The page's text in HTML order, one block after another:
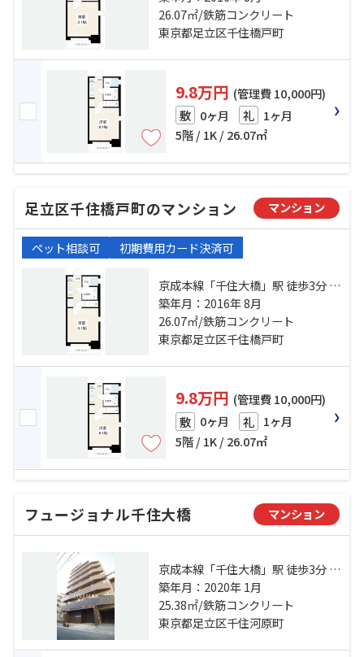
線「北千住」駅 徒歩16分
26.07㎡/鉄筋コンクリート
東京都足立区千住橋戸町
9.8万円 (管理費 10,000円)
敷 0ヶ月 礼 1ヶ月
5階 / 1K / 26.07㎡
足立区千住橋戸町のマンション マンション
ペット相談可 初期費用カード決済可
京成本線「千住大橋」駅 徒歩3分 常
磐線「南千住」駅 徒歩12分 日比谷
線「北千住」駅 徒歩16分
築年月：2016年 8月
26.07㎡/鉄筋コンクリート
東京都足立区千住橋戸町
9.8万円 (管理費 10,000円)
敷 0ヶ月 礼 1ヶ月
5階 / 1K / 26.07㎡
フュージョナル千住大橋 マンション
京成本線「千住大橋」駅 徒歩3分 千
代田線「北千住」駅 徒歩12分 日比
谷線「南千住」駅 徒歩19分
築年月：2020年 1月
25.38㎡/鉄筋コンクリート
東京都足立区千住河原町